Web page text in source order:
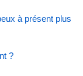
à présent plus
?